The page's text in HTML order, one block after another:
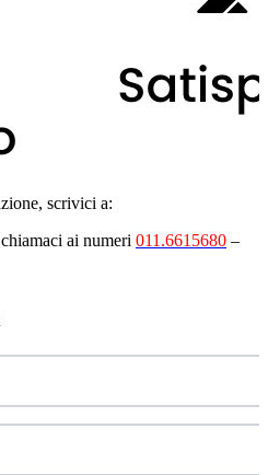
scrivici a:
ai numeri 011.6615680 –